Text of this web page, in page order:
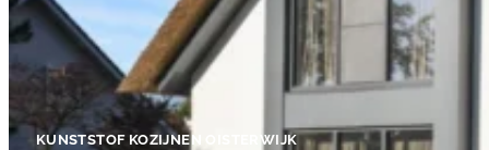
KUNSTSTOF KOZIJNEN OISTERWIJK